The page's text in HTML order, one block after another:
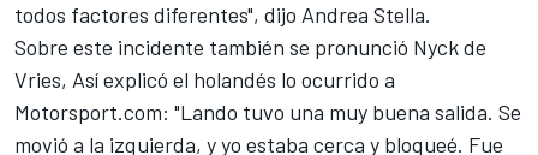
todos factores diferentes", dijo Andrea Stella.
Sobre este incidente también se pronunció Nyck de
Vries, Así explicó el holandés lo ocurrido a
Motorsport.com: "Lando tuvo una muy buena salida. Se
movió a la izquierda, y yo estaba cerca y bloqueé. Fue